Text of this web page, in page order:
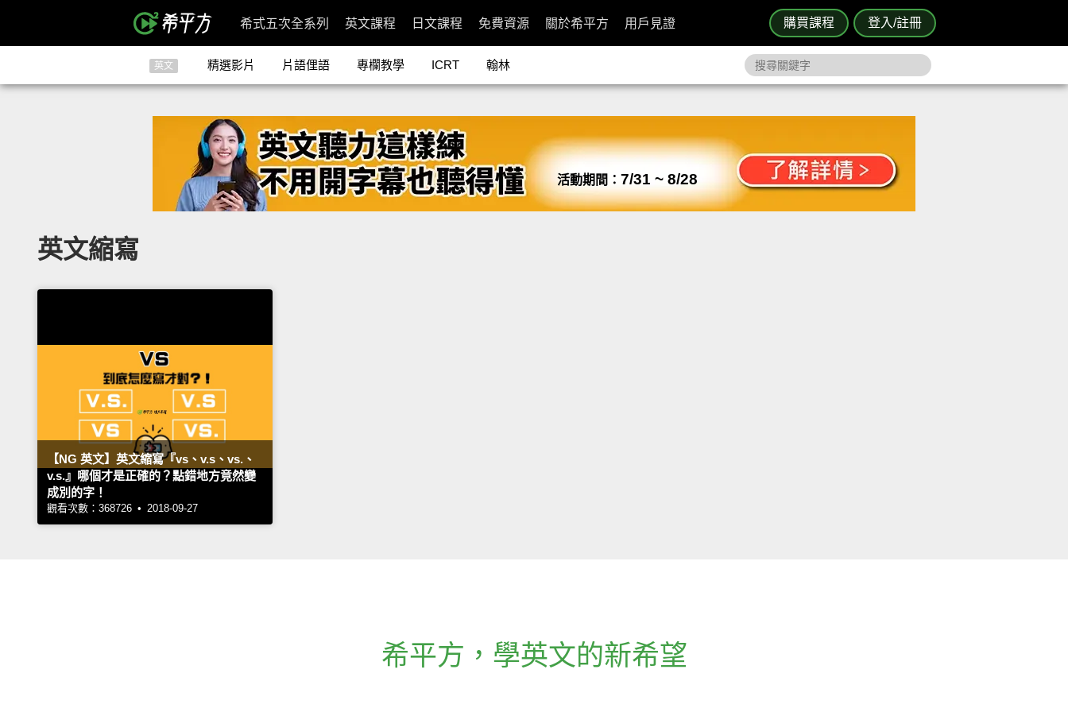
購買課程 登入/註冊
希式五次全系列 英文課程 日文課程 免費資源 關於希平方 用戶見證
英文 精選影片 片語俚語 專欄教學 ICRT 翰林
活動期間： 7/31 ~ 8/28
英文縮寫
【NG 英文】英文縮寫『vs、v.s、vs.、
v.s.』哪個才是正確的？點錯地方竟然變
成別的字！
觀看次數：368726 • 2018-09-27
希平方 ， 學英文的新希望